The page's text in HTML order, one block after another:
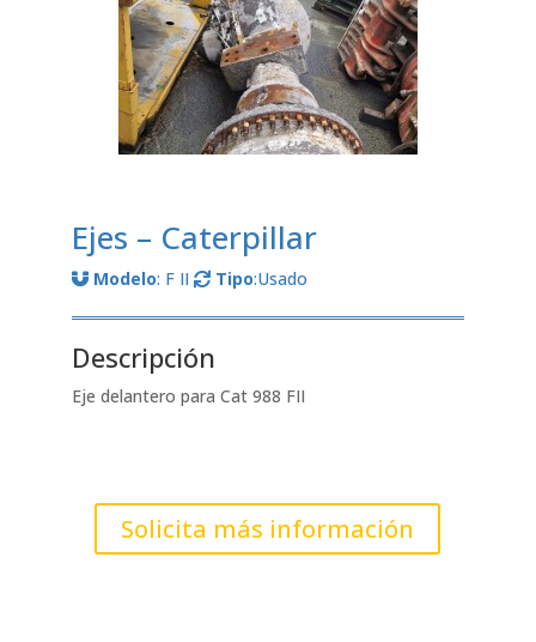
Ejes – Caterpillar
Modelo: F II Tipo:Usado
Descripción
Eje delantero para Cat 988 FII
Solicita más información